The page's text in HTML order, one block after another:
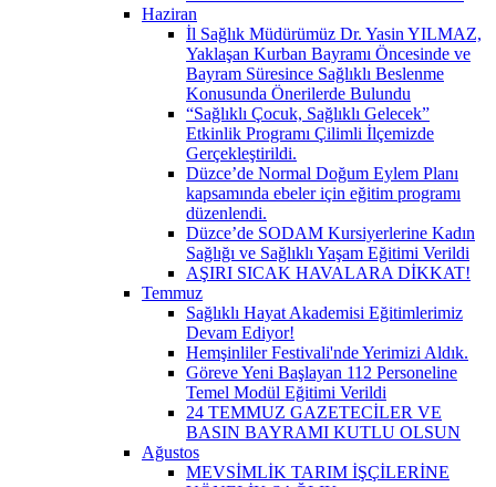
Haziran
İl Sağlık Müdürümüz Dr. Yasin YILMAZ,
Yaklaşan Kurban Bayramı Öncesinde ve
Bayram Süresince Sağlıklı Beslenme
Konusunda Önerilerde Bulundu
“Sağlıklı Çocuk, Sağlıklı Gelecek”
Etkinlik Programı Çilimli İlçemizde
Gerçekleştirildi.
Düzce’de Normal Doğum Eylem Planı
kapsamında ebeler için eğitim programı
düzenlendi.
Düzce’de SODAM Kursiyerlerine Kadın
Sağlığı ve Sağlıklı Yaşam Eğitimi Verildi
AŞIRI SICAK HAVALARA DİKKAT!
Temmuz
Sağlıklı Hayat Akademisi Eğitimlerimiz
Devam Ediyor!
Hemşinliler Festivali'nde Yerimizi Aldık.
Göreve Yeni Başlayan 112 Personeline
Temel Modül Eğitimi Verildi
24 TEMMUZ GAZETECİLER VE
BASIN BAYRAMI KUTLU OLSUN
Ağustos
MEVSİMLİK TARIM İŞÇİLERİNE